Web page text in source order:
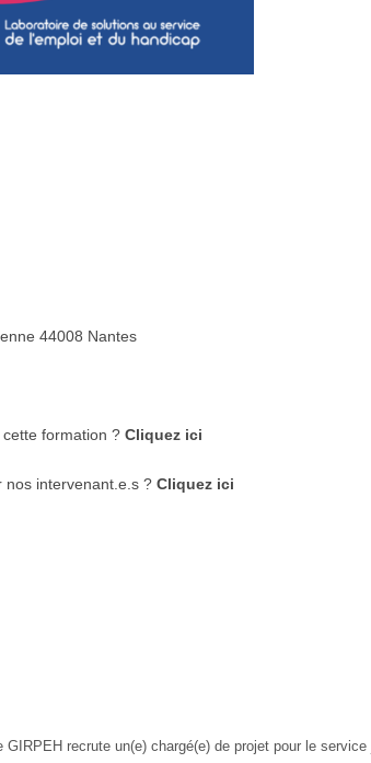
44008 Nantes
formation ? Cliquez ici
nos intervenant.e.s ? Cliquez ici
GIRPEH recrute un(e) chargé(e) de projet pour le service